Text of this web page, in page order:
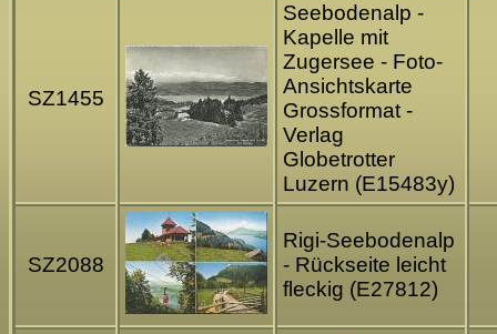
SZ1455
Seebodenalp -
Kapelle mit
Zugersee - Foto-
Ansichtskarte
Grossformat -
Verlag
Globetrotter
Luzern (E15483y)
SZ2088
Rigi-Seebodenalp
- Rückseite leicht
fleckig (E27812)